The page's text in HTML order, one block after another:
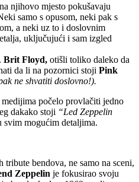
njihovo mjesto pokušavaju
samo s opusom, neki pak s
a neki uz to i doslovnim
uključujući i sam izgled
Brit Floyd, otišli toliko daleko da
da li na pozornici stoji Pink
ne shvatiti doslovno!).
počelo provlačiti jedno
dakako stoji “Led Zeppelin
svim mogućim detaljima.
bendova, ne samo na sceni,
Zeppelin je fokusirao svoju